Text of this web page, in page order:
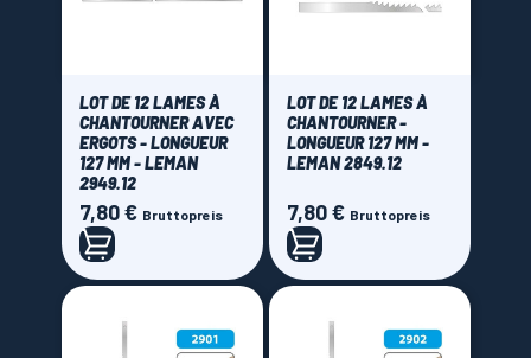
LOT DE 12 LAMES À
CHANTOURNER AVEC
ERGOTS - LONGUEUR
127 MM - LEMAN
2949.12
Preis
7,80 € Bruttopreis
LOT DE 12 LAMES À
CHANTOURNER -
LONGUEUR 127 MM -
LEMAN 2849.12
Preis
7,80 € Bruttopreis